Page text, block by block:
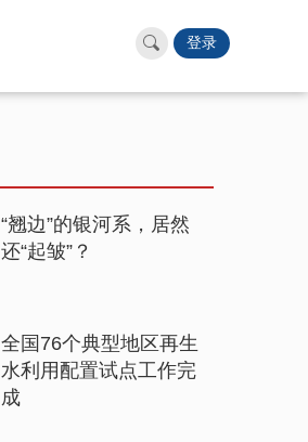
登录
“翘边”的银河系，居然
还“起皱”？
全国76个典型地区再生
水利用配置试点工作完
成